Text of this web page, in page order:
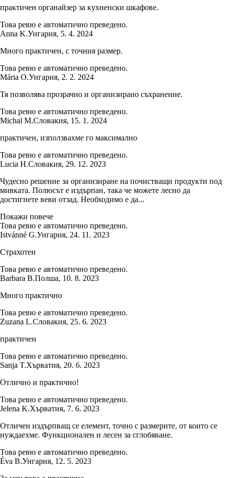
практичен органайзер за кухненски шкафове.
Това ревю е автоматично преведено.
Anna K.Унгария, 5. 4. 2024
Много практичен, с точния размер.
Това ревю е автоматично преведено.
Mária O.Унгария, 2. 2. 2024
Тя позволява прозрачно и организирано съхранение.
Това ревю е автоматично преведено.
Michal M.Словакия, 15. 1. 2024
практичен, използвахме го максимално
Това ревю е автоматично преведено.
Lucia H.Словакия, 29. 12. 2023
Чудесно решение за организиране на почистващи продукти под
мивката. Полюсът е издърпан, така че можете лесно да
достигнете веви отзад. Необходимо е да...
Покажи повече
Това ревю е автоматично преведено.
Istvánné G.Унгария, 24. 11. 2023
Страхотен
Това ревю е автоматично преведено.
Barbara B.Полша, 10. 8. 2023
Много практично
Това ревю е автоматично преведено.
Zuzana L.Словакия, 25. 6. 2023
практичен
Това ревю е автоматично преведено.
Sanja T.Хърватия, 20. 6. 2023
Отлично и практично!
Това ревю е автоматично преведено.
Jelena K.Хърватия, 7. 6. 2023
Отличен издърпващ се елемент, точно с размерите, от които се
нуждаехме. Функционален и лесен за сглобяване.
Това ревю е автоматично преведено.
Éva B.Унгария, 12. 5. 2023